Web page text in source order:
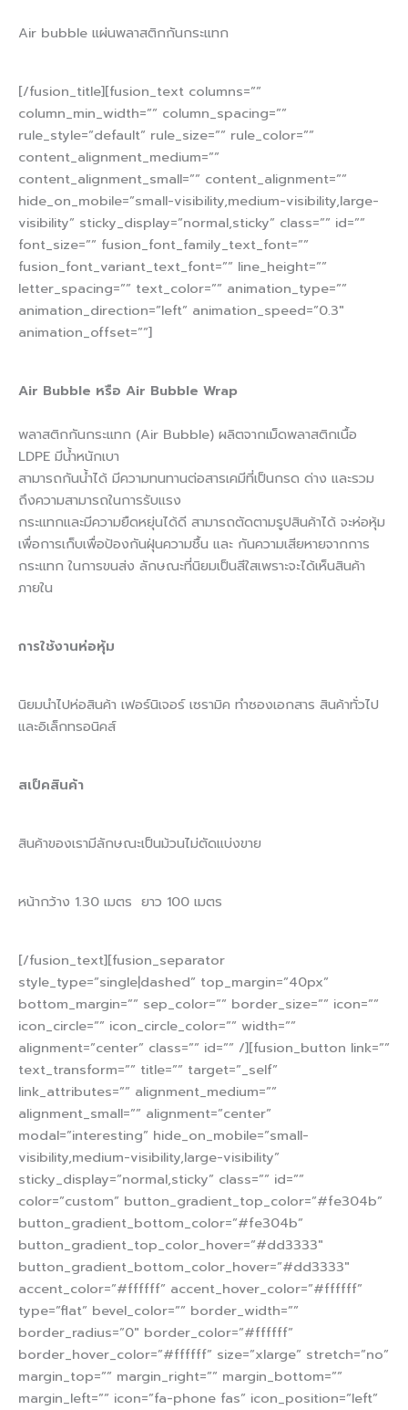
Air bubble แผ่นพลาสติกกันกระแทก
[/fusion_title][fusion_text columns=””
column_min_width=”” column_spacing=””
rule_style=”default” rule_size=”” rule_color=””
content_alignment_medium=””
content_alignment_small=”” content_alignment=””
hide_on_mobile=”small-visibility,medium-visibility,large-
visibility” sticky_display=”normal,sticky” class=”” id=””
font_size=”” fusion_font_family_text_font=””
fusion_font_variant_text_font=”” line_height=””
letter_spacing=”” text_color=”” animation_type=””
animation_direction=”left” animation_speed=”0.3″
animation_offset=””]
Air Bubble หรือ Air Bubble Wrap
พลาสติกกันกระแทก (Air Bubble) ผลิตจากเม็ดพลาสติกเนื้อ
LDPE มีน้ำหนักเบา
สามารถกันน้ำได้ มีความทนทานต่อสารเคมีที่เป็นกรด ด่าง และรวม
ถึงความสามารถในการรับแรง
กระแทกและมีความยืดหยุ่นได้ดี สามารถตัดตามรูปสินค้าได้ จะห่อหุ้ม
เพื่อการเก็บเพื่อป้องกันฝุ่นความชื้น และ กันความเสียหายจากการ
กระแทก ในการขนส่ง ลักษณะที่นิยมเป็นสีใสเพราะจะได้เห็นสินค้า
ภายใน
การใช้งานห่อหุ้ม
นิยมนำไปห่อสินค้า เฟอร์นิเจอร์ เซรามิค ทำซองเอกสาร สินค้าทั่วไป
และอิเล็กทรอนิคส์
สเป็คสินค้า
สินค้าของเรามีลักษณะเป็นม้วนไม่ตัดแบ่งขาย
หน้ากว้าง 1.30 เมตร ยาว 100 เมตร
[/fusion_text][fusion_separator
style_type=”single|dashed” top_margin=”40px”
bottom_margin=”” sep_color=”” border_size=”” icon=””
icon_circle=”” icon_circle_color=”” width=””
alignment=”center” class=”” id=”” /][fusion_button link=””
text_transform=”” title=”” target=”_self”
link_attributes=”” alignment_medium=””
alignment_small=”” alignment=”center”
modal=”interesting” hide_on_mobile=”small-
visibility,medium-visibility,large-visibility”
sticky_display=”normal,sticky” class=”” id=””
color=”custom” button_gradient_top_color=”#fe304b”
button_gradient_bottom_color=”#fe304b”
button_gradient_top_color_hover=”#dd3333″
button_gradient_bottom_color_hover=”#dd3333″
accent_color=”#ffffff” accent_hover_color=”#ffffff”
type=”flat” bevel_color=”” border_width=””
border_radius=”0″ border_color=”#ffffff”
border_hover_color=”#ffffff” size=”xlarge” stretch=”no”
margin_top=”” margin_right=”” margin_bottom=””
margin_left=”” icon=”fa-phone fas” icon_position=”left”